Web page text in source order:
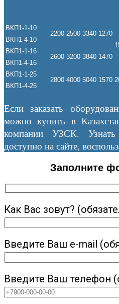
ВКП1-1-10
2200 2500 3340 1270
ВКП1-4-10
ВКП1-1-16
2600 3200 3840 1470
ВКП1-4-16
ВКП1-1-25
2800 4000 5040 1570
ВКП1-4-25
Если заказать
можно купить в
компании УЗСК.
доступно на сайте,
Заполните
Как Вас зовут?
Введите Ваш e-mail
Введите Ваш телефон